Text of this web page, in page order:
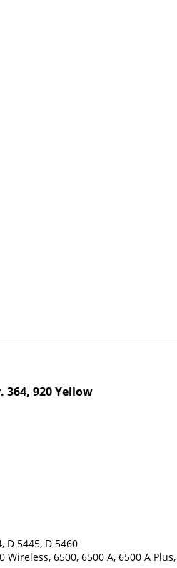
920 Yellow
D 5445, D 5460
6500, 6500 A, 6500 A